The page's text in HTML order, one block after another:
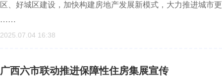
区、好城区建设，加快构建房地产发展新模式，大力推进城市
……
2025.07.04 16:38
广西六市联动推进保障性住房集展宣传